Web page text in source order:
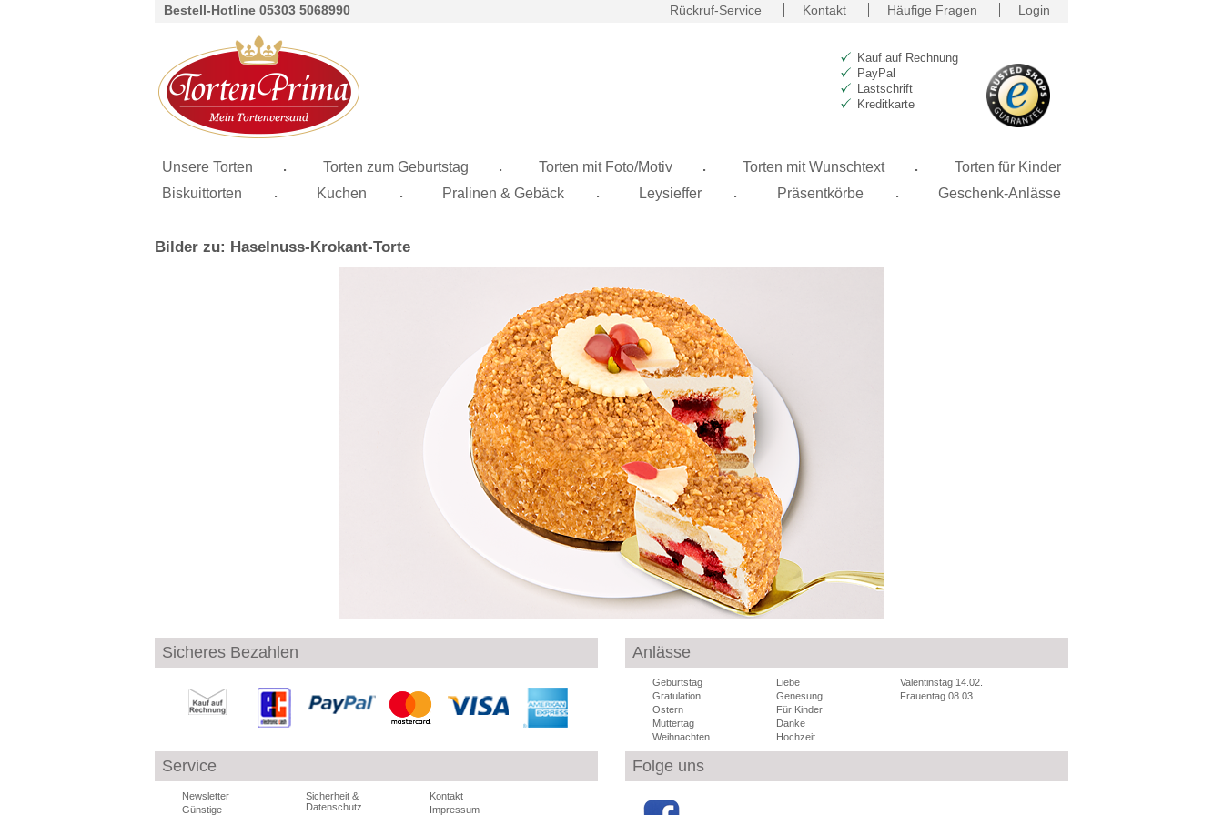
Bestell-Hotline 05303 5068990 Rückruf-Service Kontakt Häufige Fragen Login
Kauf auf Rechnung
PayPal
Lastschrift
Kreditkarte
Unsere Torten . Torten zum Geburtstag . Torten mit Foto/Motiv . Torten mit Wunschtext .
Torten für Kinder
Biskuittorten
. Kuchen . Pralinen & Gebäck . Leysieffer . Präsentkörbe . Geschenk-Anlässe
Bilder zu: Haselnuss-Krokant-Torte
Sicheres Bezahlen Anlässe
Geburtstag
Gratulation
Ostern
Muttertag
Weihnachten
Liebe
Genesung
Für Kinder
Danke
Hochzeit
Valentinstag 14.02.
Frauentag 08.03.
Service
Newsletter
Günstige
Sicherheit &
Datenschutz
Kontakt
Impressum
Folge uns